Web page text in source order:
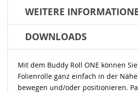
WEITERE
DOWNLOADS
Mit dem Buddy Roll ONE können
Folienrolle ganz einfach in der
bewegen und/oder positionieren.